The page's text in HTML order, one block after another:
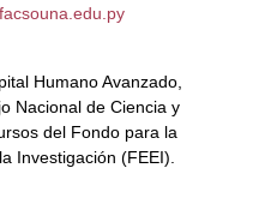
Humano Avanzado,
Nacional de Ciencia y
del Fondo para la
Investigación (FEEI).